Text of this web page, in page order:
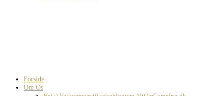
Forside
Om Os